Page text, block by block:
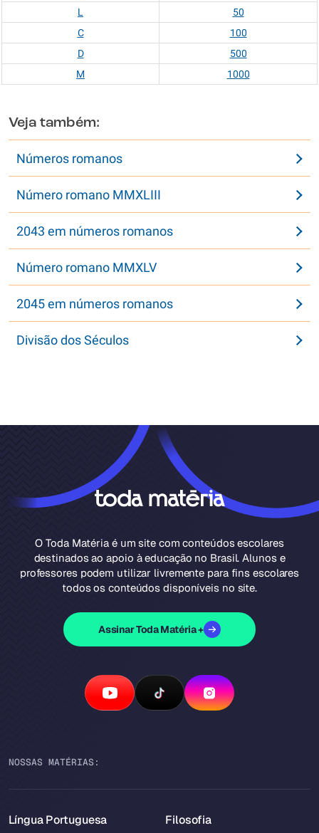
L
50
C
100
D
500
M
1000
Veja também:
Números romanos
Número romano MMXLIII
2043 em números romanos
Número romano MMXLV
2045 em números romanos
Divisão dos Séculos
O Toda Matéria é um site com conteúdos escolares
destinados ao apoio à educação no Brasil. Alunos e
professores podem utilizar livremente para fins escolares
todos os conteúdos disponíveis no site.
Assinar Toda Matéria +
NOSSAS MATÉRIAS:
Língua Portuguesa Filosofia